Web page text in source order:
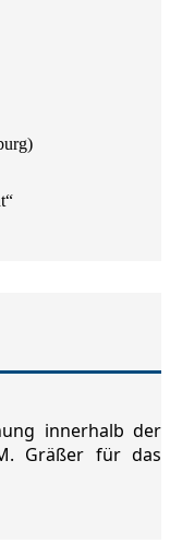
innerhalb der
Gräßer für das